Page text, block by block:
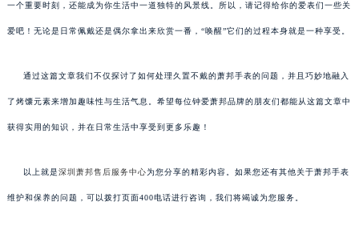
一个重要时刻，还能成为你生活中一道独特的风景线。所以，请记得给你的爱表们一些关
爱吧！无论是日常佩戴还是偶尔拿出来欣赏一番，“唤醒”它们的过程本身就是一种享受。
通过这篇文章我们不仅探讨了如何处理久置不戴的萧邦手表的问题，并且巧妙地融入
了烤馕元素来增加趣味性与生活气息。希望每位钟爱萧邦品牌的朋友们都能从这篇文章中
获得实用的知识，并在日常生活中享受到更多乐趣！
以上就是深圳萧邦售后服务中心为您分享的精彩内容。如果您还有其他关于萧邦手表
维护和保养的问题，可以拨打页面400电话进行咨询，我们将竭诚为您服务。